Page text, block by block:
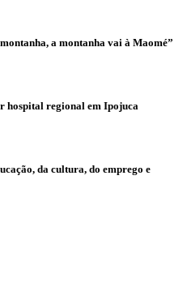
a montanha vai à Maomé”
hospital regional em Ipojuca
da cultura, do emprego e